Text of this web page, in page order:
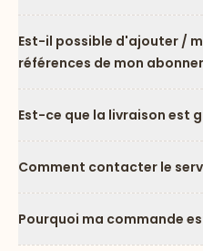
Est-il possible d'ajouter /
références de mon
Est-ce que la livraison est
Comment contacter le
Pourquoi ma commande